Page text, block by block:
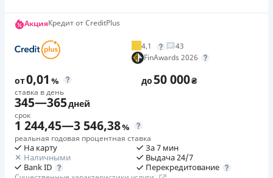
Акция: «Кешбэк за друга»
друг регистрируется и получает первый кредит (от
1000 грн), клиент автоматически получает 400 грн
кешбэка. Акция действует до 10.12.2026
🥉 Бронза FinAwards 2026
Бронзовый призер FinAwards 2026 «Лучшая программа
лояльности»
Первый займ
от 0,01%/день до 30 000 ₴
АкцияКредит от CreditPlus
4,1
43
FinAwards 2026
от0,01 %
ставка в день
до50 000₴
345—365дней
срок
1 244,45—3 546,38%
реальная годовая процентная ставка
На карту
Наличными
Bank ID
За 7 мин
Выдача 24/7
Перекредитование